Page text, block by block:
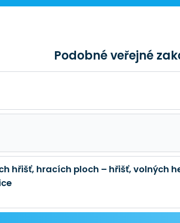
Podobné veřejné
hřišť, hracích ploch – hřišť, volných